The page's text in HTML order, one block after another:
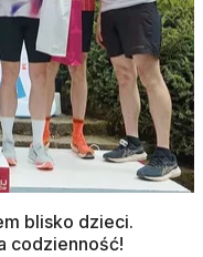
blisko dzieci.
codzienność!